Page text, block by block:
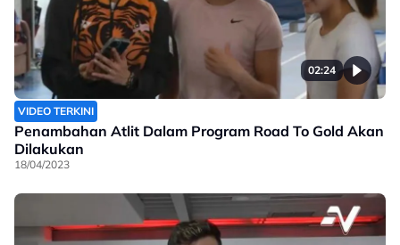
02:24
VIDEO TERKINI
Penambahan Atlit Dalam Program Road To Gold Akan
Dilakukan
18/04/2023